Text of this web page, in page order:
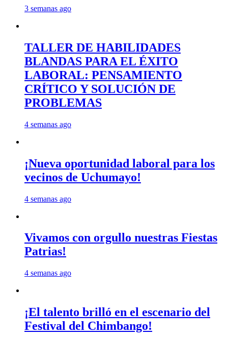
3 semanas ago
TALLER DE HABILIDADES
BLANDAS PARA EL ÉXITO
LABORAL: PENSAMIENTO
CRÍTICO Y SOLUCIÓN DE
PROBLEMAS
4 semanas ago
¡Nueva oportunidad laboral para los
vecinos de Uchumayo!
4 semanas ago
Vivamos con orgullo nuestras Fiestas
Patrias!
4 semanas ago
¡El talento brilló en el escenario del
Festival del Chimbango!